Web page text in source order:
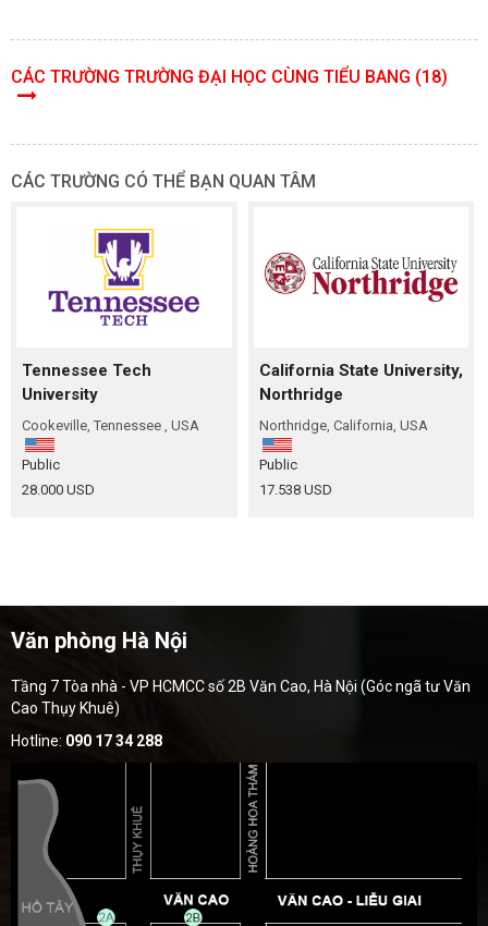
CÁC TRƯỜNG TRƯỜNG ĐẠI HỌC CÙNG TIỂU BANG (18)
CÁC TRƯỜNG CÓ THỂ BẠN QUAN TÂM
Tennessee Tech
University
Cookeville, Tennessee , USA
Public
28.000 USD
California State University,
Northridge
Northridge, California, USA
Public
17.538 USD
Văn phòng Hà Nội
Tầng 7 Tòa nhà - VP HCMCC số 2B Văn Cao, Hà Nội (Góc ngã tư Văn
Cao Thụy Khuê)
Hotline: 090 17 34 288